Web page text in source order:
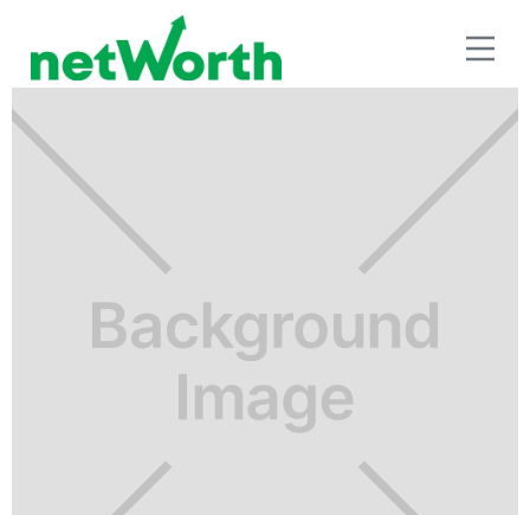
INVERSIÓN A LARGO PLAZO